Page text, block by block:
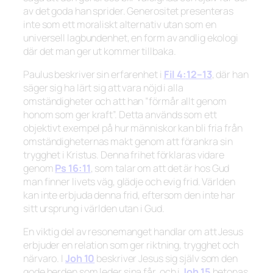
av det goda han sprider. Generositet presenteras
inte som ett moraliskt alternativ utan som en
universell lagbundenhet, en form av andlig ekologi
där det man ger ut kommer tillbaka.
Paulus beskriver sin erfarenhet i Fil 4:12–13, där han
säger sig ha lärt sig att vara nöjd i alla
omständigheter och att han”förmår allt genom
honom som ger kraft”. Detta används som ett
objektivt exempel på hur människor kan bli fria från
omständigheternas makt genom att förankra sin
trygghet i Kristus. Denna frihet förklaras vidare
genomPs 16:11, som talar om att det är hos Gud
man finner livets väg, glädje och evig frid. Världen
kan inte erbjuda denna frid, eftersom den inte har
sitt ursprung i världen utan i Gud.
En viktig del av resonemanget handlar om att Jesus
erbjuder en relation som ger riktning, trygghet och
närvaro. I Joh 10 beskriver Jesus sig själv som den